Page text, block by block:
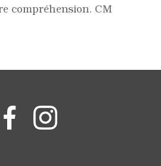
compréhension. CM